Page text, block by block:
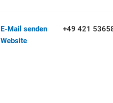
E-Mail senden
Website
+49 421